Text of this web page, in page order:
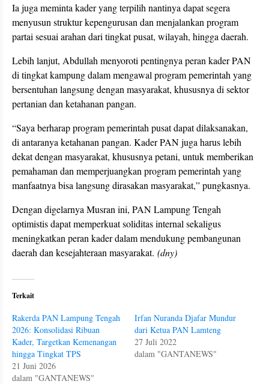
Ia juga meminta kader yang terpilih nantinya dapat segera
menyusun struktur kepengurusan dan menjalankan program
partai sesuai arahan dari tingkat pusat, wilayah, hingga daerah.
Lebih lanjut, Abdullah menyoroti pentingnya peran kader PAN
di tingkat kampung dalam mengawal program pemerintah yang
bersentuhan langsung dengan masyarakat, khususnya di sektor
pertanian dan ketahanan pangan.
“Saya berharap program pemerintah pusat dapat dilaksanakan,
di antaranya ketahanan pangan. Kader PAN juga harus lebih
dekat dengan masyarakat, khususnya petani, untuk memberikan
pemahaman dan memperjuangkan program pemerintah yang
manfaatnya bisa langsung dirasakan masyarakat,” pungkasnya.
Dengan digelarnya Musran ini, PAN Lampung Tengah
optimistis dapat memperkuat soliditas internal sekaligus
meningkatkan peran kader dalam mendukung pembangunan
daerah dan kesejahteraan masyarakat. (dny)
Terkait
Rakerda PAN Lampung Tengah
2026: Konsolidasi Ribuan
Kader, Targetkan Kemenangan
hingga Tingkat TPS
21 Juni 2026
dalam "GANTANEWS"
Irfan Nuranda Djafar Mundur
dari Ketua PAN Lamteng
27 Juli 2022
dalam "GANTANEWS"